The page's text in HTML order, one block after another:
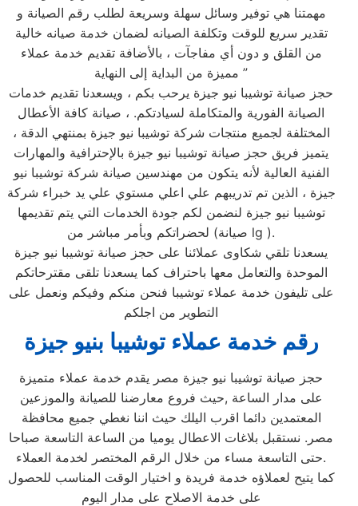
مهمتنا هي توفير وسائل سهلة وسريعة لطلب رقم الصيانة و
تقدير سريع للوقت وتكلفة الصيانه لضمان خدمة صيانه خالية
من القلق و دون أي مفاجآت ، بالأضافة تقديم خدمة عملاء
مميزة من البداية إلى النهاية ”
حجز صيانة توشيبا نيو جيزة يرحب بكم ، ويسعدنا تقديم خدمات
الصيانة الفورية والمتكاملة لسيادتكم. ، صيانة كافة الأعطال
المختلفة لجميع منتجات شركة توشيبا نيو جيزة بمنتهي الدقة ،
يتميز فريق حجز صيانة توشيبا نيو جيزة بالإحترافية والمهارات
الفنية العالية لأنه يتكون من مهندسين صيانة شركة توشيبا نيو
جيزة ، الذين تم تدريبهم علي اعلي مستوي علي يد خبراء شركة
توشيبا نيو جيزة لنضمن لكم جودة الخدمات التي يتم تقديمها
لحضراتكم وبأمر مباشر من (صيانة lg ).
يسعدنا تلقي شكاوى عملائنا على حجز صيانة توشيبا نيو جيزة
الموحدة والتعامل معها باحتراف كما يسعدنا تلقى مقترحاتكم
على تليفون خدمة عملاء توشيبا فنحن منكم وفيكم ونعمل على
التطوير من اجلكم
رقم خدمة عملاء توشيبا بنيو جيزة
حجز صيانة توشيبا نيو جيزة مصر يقدم خدمة عملاء متميزة
على مدار الساعة ,حيث فروع معارضنا للصيانة والموزعين
المعتمدين دائما اقرب اليلك حيث اننا نغطي جميع محافظة
مصر. نستقبل بلاغات الاعطال يوميا من الساعة التاسعة صباحا
حتى التاسعة مساء من خلال الرقم المختصر لخدمة العملاء.
كما يتيح لعملاؤه خدمة فريدة و اختيار الوقت المناسب للحصول
على خدمة الاصلاح على مدار اليوم